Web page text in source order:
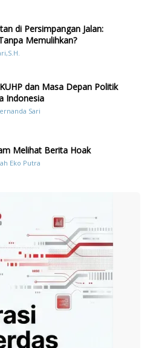
di Persimpangan Jalan:
Memulihkan?
dan Masa Depan Politik
Indonesia
Sari
Melihat Berita Hoak
Eko Putra